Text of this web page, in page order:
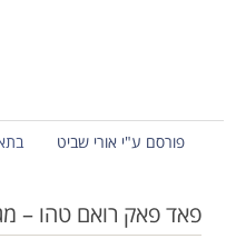
פורסם ע"י אורי שביט
פאד פאק רואם טהו –